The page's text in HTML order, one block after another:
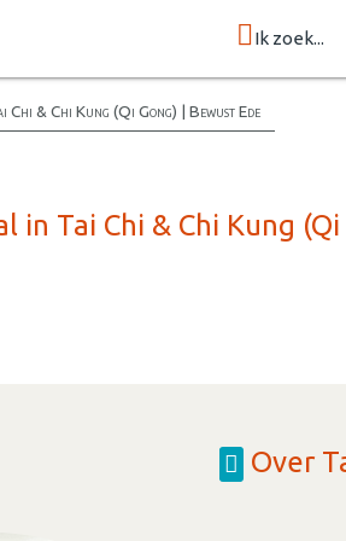
Ik zoek...
Chi & Chi Kung (Qi Gong) | Bewust Ede
in Tai Chi & Chi Kung
Over